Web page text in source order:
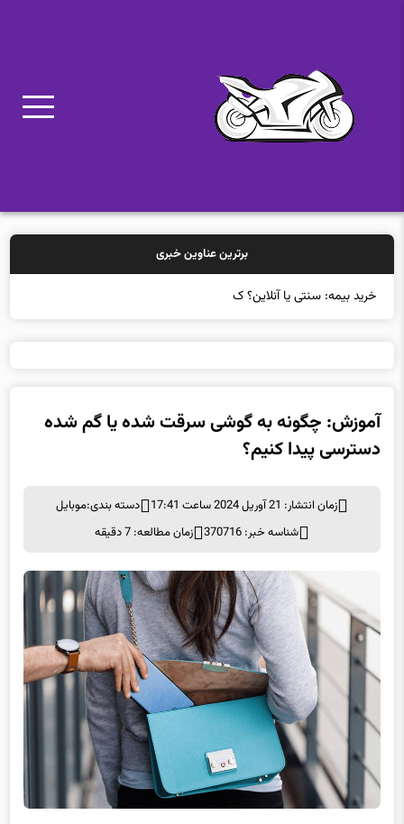
برترین عناوین خبری
خرید بیمه: سنتی یا آنلاین؟ کدامیک تجر
آموزش: چگونه به گوشی سرقت شده یا گم شده
دسترسی پیدا کنیم؟
زمان انتشار: 21 آوریل 2024 ساعت 17:41 دسته بندی:موبايل
شناسه خبر: 370716
زمان مطالعه: 7 دقیقه